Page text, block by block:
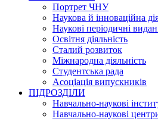
Портрет ЧНУ
Наукова й інноваційна
Наукові періодичні
Освітня діяльність
Сталий розвиток
Міжнародна діяльність
Студентська рада
Асоціація випускників
ПІДРОЗДІЛИ
Навчально-наукові
Навчально-наукові